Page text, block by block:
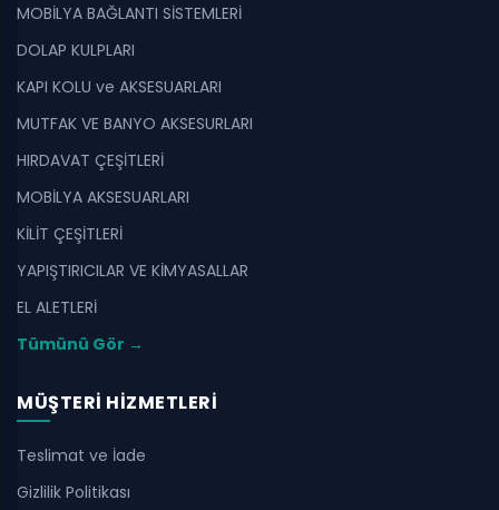
MOBİLYA BAĞLANTI SİSTEMLERİ
DOLAP KULPLARI
KAPI KOLU ve AKSESUARLARI
MUTFAK VE BANYO AKSESURLARI
HIRDAVAT ÇEŞİTLERİ
MOBİLYA AKSESUARLARI
KİLİT ÇEŞİTLERİ
YAPIŞTIRICILAR VE KİMYASALLAR
EL ALETLERİ
Tümünü Gör →
MÜŞTERI HIZMETLERI
Teslimat ve İade
Gizlilik Politikası